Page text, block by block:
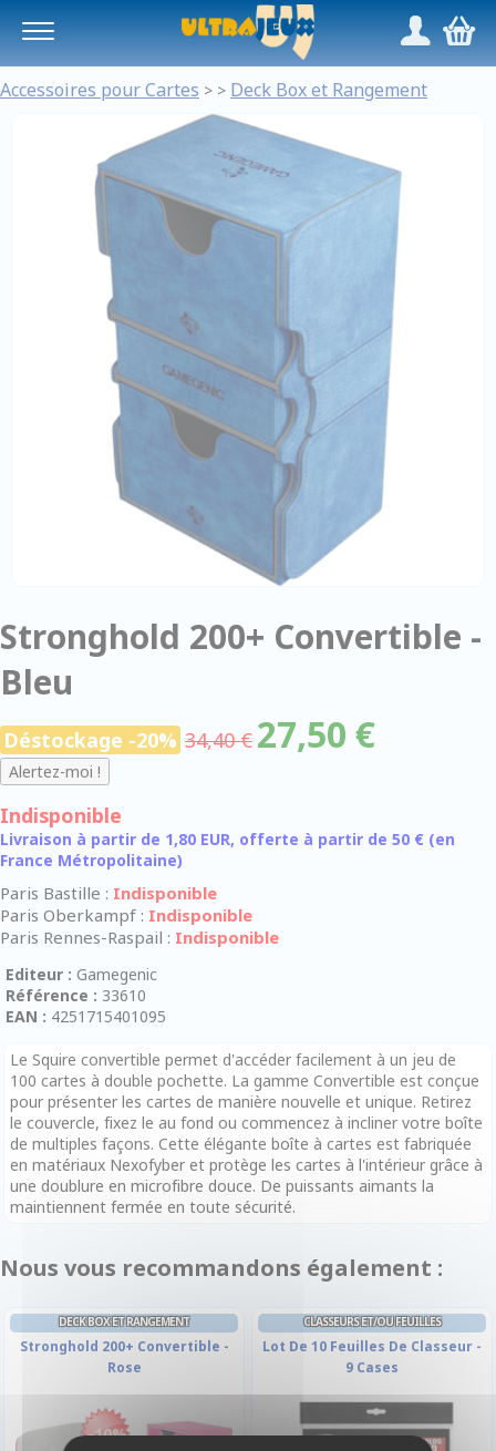
/,
Accessoires pour Cartes > > Deck Box et Rangement
Stronghold 200+ Convertible -
Bleu
Déstockage -20% 34,40 € 27,50 €
Indisponible
Livraison à partir de 1,80 EUR, offerte à partir de 50 € (en
France Métropolitaine)
Paris Bastille : Indisponible
Paris Oberkampf : Indisponible
Paris Rennes-Raspail : Indisponible
Editeur : Gamegenic
Référence : 33610
EAN : 4251715401095
Le Squire convertible permet d'accéder facilement à un jeu de
100 cartes à double pochette. La gamme Convertible est conçue
pour présenter les cartes de manière nouvelle et unique. Retirez
le couvercle, fixez le au fond ou commencez à incliner votre boîte
de multiples façons. Cette élégante boîte à cartes est fabriquée
en matériaux Nexofyber et protège les cartes à l'intérieur grâce à
une doublure en microfibre douce. De puissants aimants la
maintiennent fermée en toute sécurité.
Nous vous recommandons également :
DECK BOX ET RANGEMENT
Stronghold 200+ Convertible -
Rose
-10%
CLASSEURS ET/OU FEUILLES
Lot De 10 Feuilles De Classeur -
9 Cases